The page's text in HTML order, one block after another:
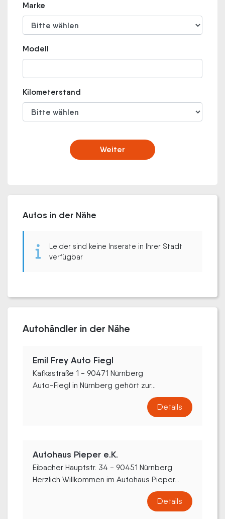
Marke
Modell
Kilometerstand
Weiter
Autos in der Nähe
Leider sind keine Inserate in Ihrer Stadt
verfügbar
Autohändler in der Nähe
Emil Frey Auto Fiegl
Kafkastraße 1 - 90471 Nürnberg
Auto-Fiegl in Nürnberg gehört zur...
Details
Autohaus Pieper e.K.
Eibacher Hauptstr. 34 - 90451 Nürnberg
Herzlich Willkommen im Autohaus Pieper...
Details